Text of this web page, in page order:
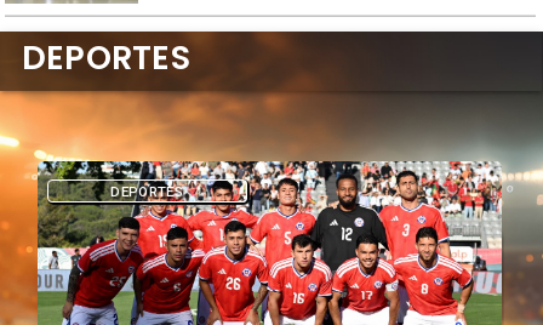
DEPORTES
DEPORTES